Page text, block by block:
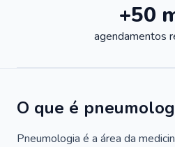
+50
agendamentos
O que é
Pneumologia é a área da